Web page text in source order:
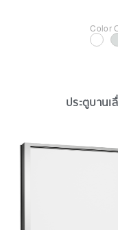
Color
ประตูบานเ